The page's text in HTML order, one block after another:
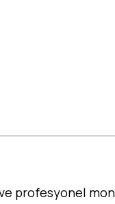
profesyonel